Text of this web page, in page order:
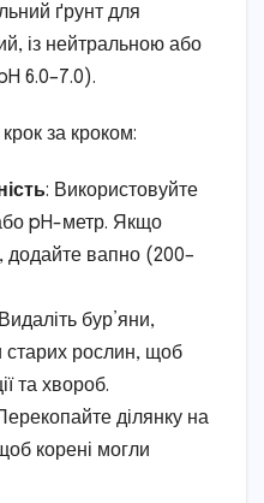
ґрунт для
із нейтральною або
6.0–7.0).
за кроком:
: Використовуйте
pH-метр. Якщо
додайте вапно (200–
бур’яни,
старих рослин, щоб
та хвороб.
ділянку на
корені могли